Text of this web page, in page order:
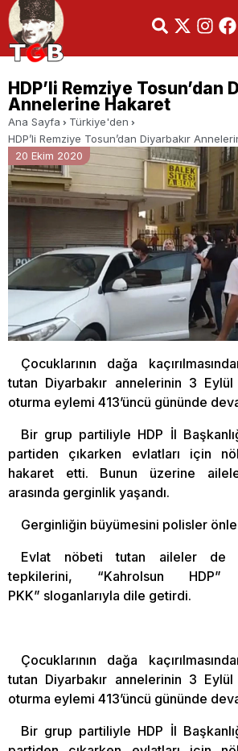
HDP’li Remziye Tosun’dan
Annelerine Hakaret
Ana Sayfa
Türkiye'den
HDP’li Remziye Tosun’dan Diyarbakır
20 Ekim 2020
Çocuklarının dağa
tutan Diyarbakır annelerinin 3 Eylül
oturma eylemi 413’üncü gününde
Bir grup partiliyle HDP İl
partiden çıkarken evlatları için
hakaret etti. Bunun üzerine
arasında gerginlik yaşandı.
Gerginliğin büyümesini polisler
Evlat nöbeti tutan aileler de
tepkilerini, “Kahrolsun
PKK” sloganlarıyla dile getirdi.
Çocuklarının dağa
tutan Diyarbakır annelerinin 3 Eylül
oturma eylemi 413’üncü gününde
Bir grup partiliyle HDP İl